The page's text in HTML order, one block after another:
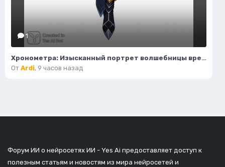
1
Хронометра: Изысканный портрет волшебницы времени и моды. Изображение из нейронной сети Flux Ai
От Ardi, 9 часов назад
Форум ИИ о нейросетях ИИ - Yes Ai предоставляет доступ к
полезным статьям и новостям из мира нейросетей и